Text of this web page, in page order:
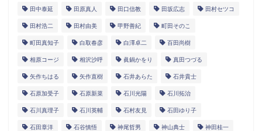
田中泰延 田原真人 田口信教 田坂広志 田村セツコ
田村浩二 田村由美 甲野善紀 町田そのこ
町田真知子 白取春彦 白澤卓二 百田尚樹
相原コージ 相沢沙呼 眞鍋かをり 真田つづる
矢作ちはる 矢作直樹 石井あらた 石井貴士
石原加受子 石原新菜 石川光陽 石川拓治
石川真理子 石川英輔 石村友見 石田ゆり子
石田章洋 石谷慎悟 神尾哲男 神山典士 神田桂一